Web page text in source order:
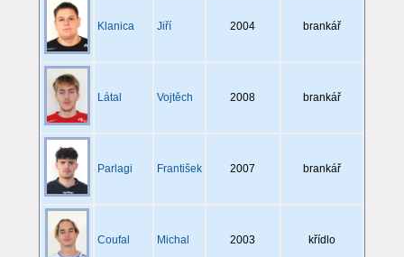
Klanica Jiří 2004 brankář
Látal Vojtěch 2008 brankář
Parlagi František 2007 brankář
Coufal Michal 2003 křídlo